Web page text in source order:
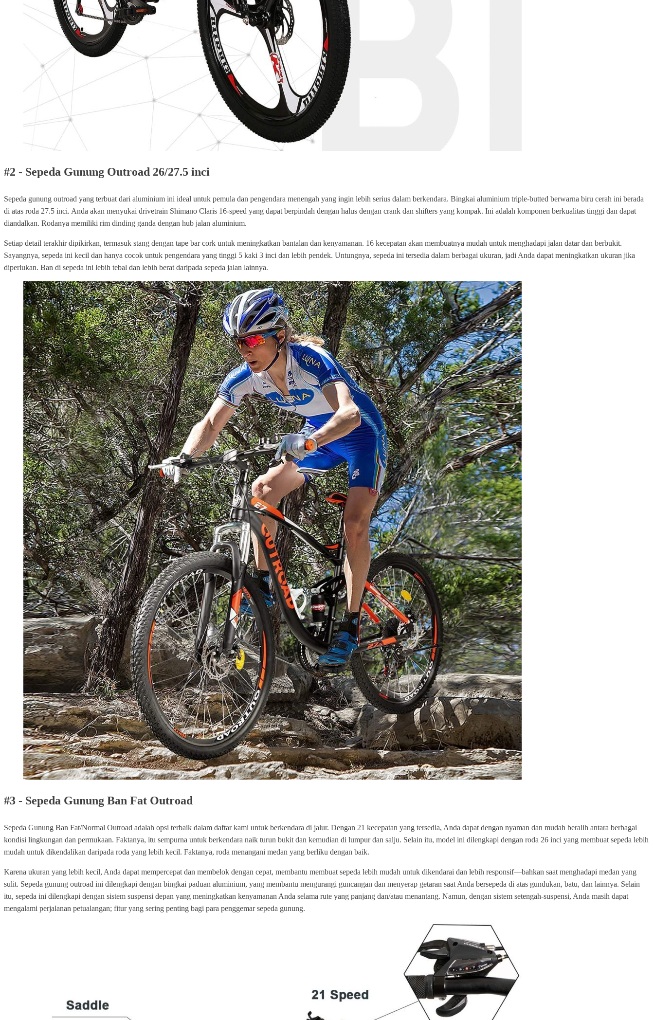
#2 - Sepeda Gunung Outroad 26/27.5 inci
Sepeda gunung outroad yang terbuat dari aluminium ini ideal untuk pemula dan pengendara menengah yang ingin lebih serius dalam berkendara. Bingkai aluminium triple-butted berwarna biru cerah ini berada
di atas roda 27.5 inci. Anda akan menyukai drivetrain Shimano Claris 16-speed yang dapat berpindah dengan halus dengan crank dan shifters yang kompak. Ini adalah komponen berkualitas tinggi dan dapat
diandalkan. Rodanya memiliki rim dinding ganda dengan hub jalan aluminium.
Setiap detail terakhir dipikirkan, termasuk stang dengan tape bar cork untuk meningkatkan bantalan dan kenyamanan. 16 kecepatan akan membuatnya mudah untuk menghadapi jalan datar dan berbukit.
Sayangnya, sepeda ini kecil dan hanya cocok untuk pengendara yang tinggi 5 kaki 3 inci dan lebih pendek. Untungnya, sepeda ini tersedia dalam berbagai ukuran, jadi Anda dapat meningkatkan ukuran jika
diperlukan. Ban di sepeda ini lebih tebal dan lebih berat daripada sepeda jalan lainnya.
#3 - Sepeda Gunung Ban Fat Outroad
Sepeda Gunung Ban Fat/Normal Outroad adalah opsi terbaik dalam daftar kami untuk berkendara di jalur. Dengan 21 kecepatan yang tersedia, Anda dapat dengan nyaman dan mudah beralih antara berbagai
kondisi lingkungan dan permukaan. Faktanya, itu sempurna untuk berkendara naik turun bukit dan kemudian di lumpur dan salju. Selain itu, model ini dilengkapi dengan roda 26 inci yang membuat sepeda lebih
mudah untuk dikendalikan daripada roda yang lebih kecil. Faktanya, roda menangani medan yang berliku dengan baik.
Karena ukuran yang lebih kecil, Anda dapat mempercepat dan membelok dengan cepat, membantu membuat sepeda lebih mudah untuk dikendarai dan lebih responsif—bahkan saat menghadapi medan yang
sulit. Sepeda gunung outroad ini dilengkapi dengan bingkai paduan aluminium, yang membantu mengurangi guncangan dan menyerap getaran saat Anda bersepeda di atas gundukan, batu, dan lainnya. Selain
itu, sepeda ini dilengkapi dengan sistem suspensi depan yang meningkatkan kenyamanan Anda selama rute yang panjang dan/atau menantang. Namun, dengan sistem setengah-suspensi, Anda masih dapat
mengalami perjalanan petualangan; fitur yang sering penting bagi para penggemar sepeda gunung.